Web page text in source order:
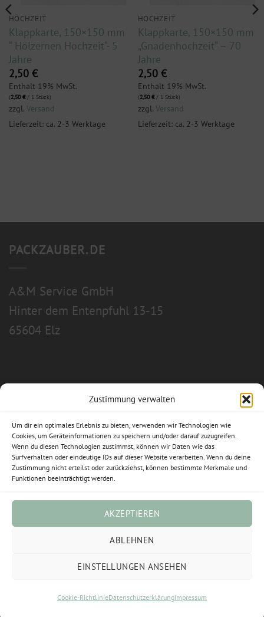
Zustimmung verwalten
Um dir ein optimales Erlebnis zu bieten, verwenden wir Technologien wie
Cookies, um Geräteinformationen zu speichern und/oder darauf zuzugreifen.
Wenn du diesen Technologien zustimmst, können wir Daten wie das
Surfverhalten oder eindeutige IDs auf dieser Website verarbeiten. Wenn du deine
Zustimmung nicht erteilst oder zurückziehst, können bestimmte Merkmale und
Funktionen beeinträchtigt werden.
AKZEPTIEREN
ABLEHNEN
EINSTELLUNGEN ANSEHEN
Cookie-RichtlinieDatenschutzerklärungImpressum
HOCHZEIT
Klappkarte, 150×150 mm
“ Hölzernen Hochzeit“- 5
Jahre
2,50 €
Enthält 19% MwSt.
(2,50€/ 1 Stück)
zzgl. Versand
Lieferzeit: ca. 2-3 Werktage
HOCHZEIT
Klappkarte, 150×150 mm
„Gnadenhochzeit“ – 70
Jahre
2,50 €
Enthält 19% MwSt.
(2,50€/ 1 Stück)
zzgl. Versand
Lieferzeit: ca. 2-3 Werktage
PACKZAUBER.DE
A&M Service GmbH
Hinter dem Entenpfuhl 13-15
65604 Elz
Allgemeine Geschäftsbedingungen
Impressum
Datenschutzerklärung
Widerrufsbelehrung
Cookie-Richtlinie (EU)
Visa PayPalStripe MasterCard